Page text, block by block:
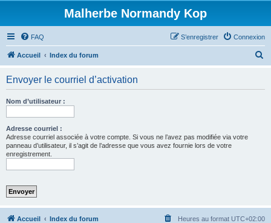
Malherbe Normandy Kop
FAQ Connexion
S’enregistrer
Accueil Index du forum
Envoyer le courriel d’activation
Nom d’utilisateur :
Adresse courriel :
Adresse courriel associée à votre compte. Si vous ne l’avez pas modifiée via votre
panneau d’utilisateur, il s’agit de l’adresse que vous avez fournie lors de votre
enregistrement.
Accueil Index du forum Heures au format UTC+02:00